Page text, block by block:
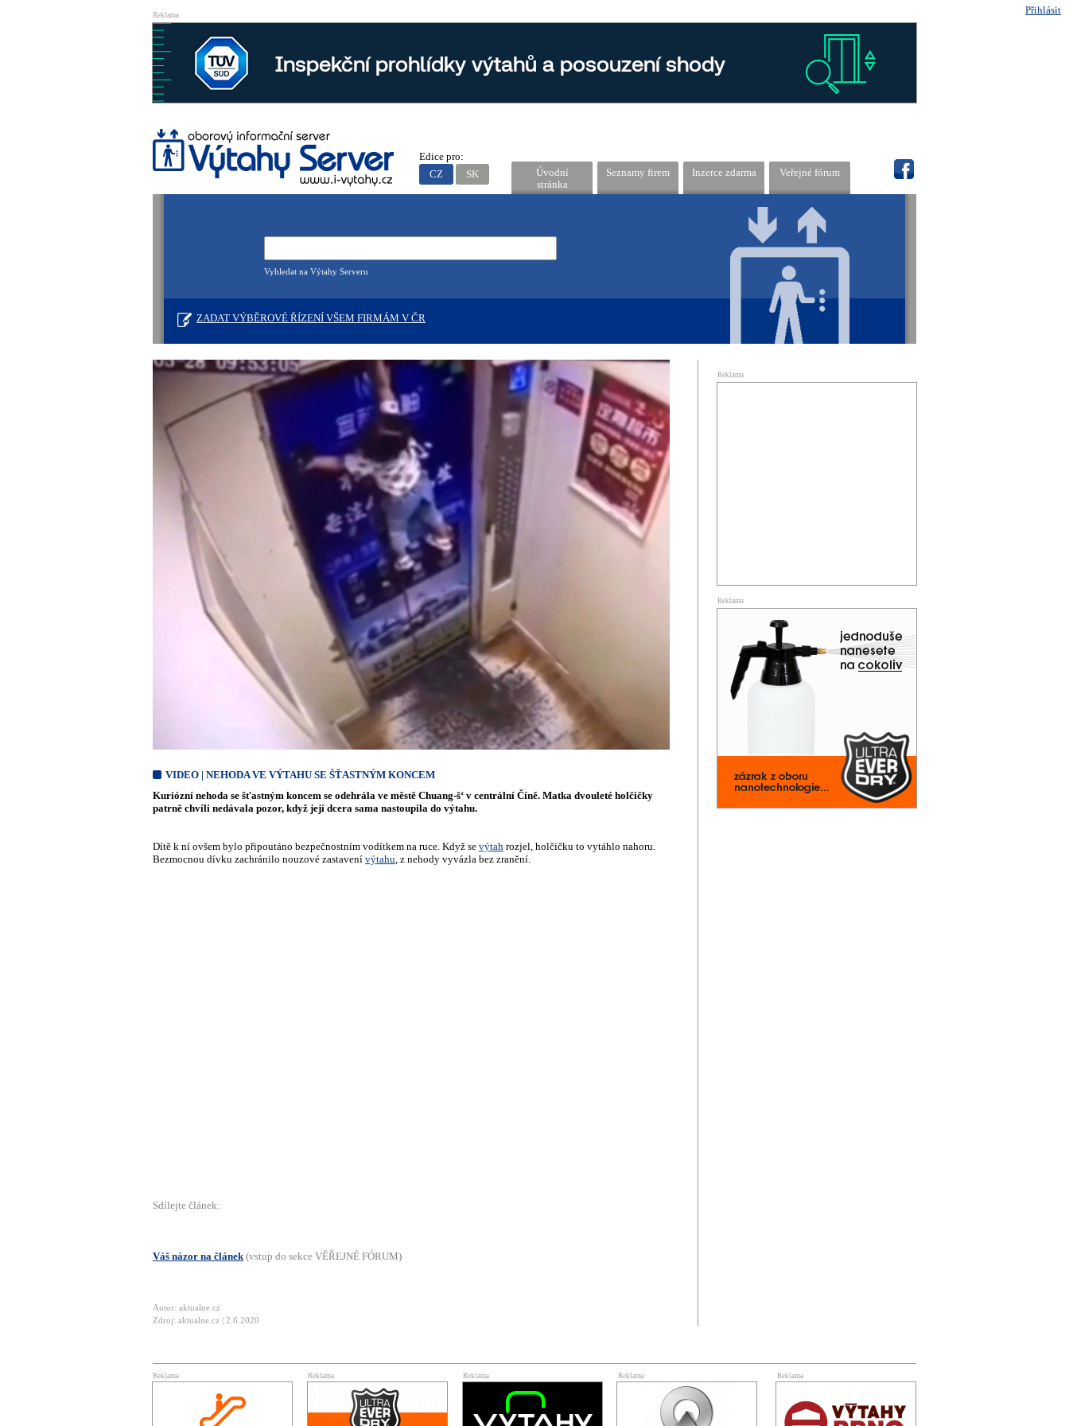
Přihlásit
Reklama
Úvodní
stránka
Seznamy firem Inzerce zdarma Veřejné fórum
Vyhledat na Výtahy Serveru
ZADAT VÝBĚROVÉ ŘÍZENÍ VŠEM FIRMÁM V ČR
Edice pro:
CZ
SK
VIDEO | NEHODA VE VÝTAHU SE ŠŤASTNÝM KONCEM
Kuriózní nehoda se šťastným koncem se odehrála ve městě Chuang-š‘ v centrální Číně. Matka dvouleté holčičky
patrně chvíli nedávala pozor, když její dcera sama nastoupila do výtahu.
Dítě k ní ovšem bylo připoutáno bezpečnostním vodítkem na ruce. Když se výtah rozjel, holčičku to vytáhlo nahoru.
Bezmocnou dívku zachránilo nouzové zastavení výtahu, z nehody vyvázla bez zranění.
Sdílejte článek:
Váš názor na článek (vstup do sekce VĚŘEJNÉ FÓRUM)
Autor: aktualne.cz
Zdroj: aktualne.cz | 2.6.2020
Reklama
Reklama
Reklama Reklama Reklama Reklama Reklama